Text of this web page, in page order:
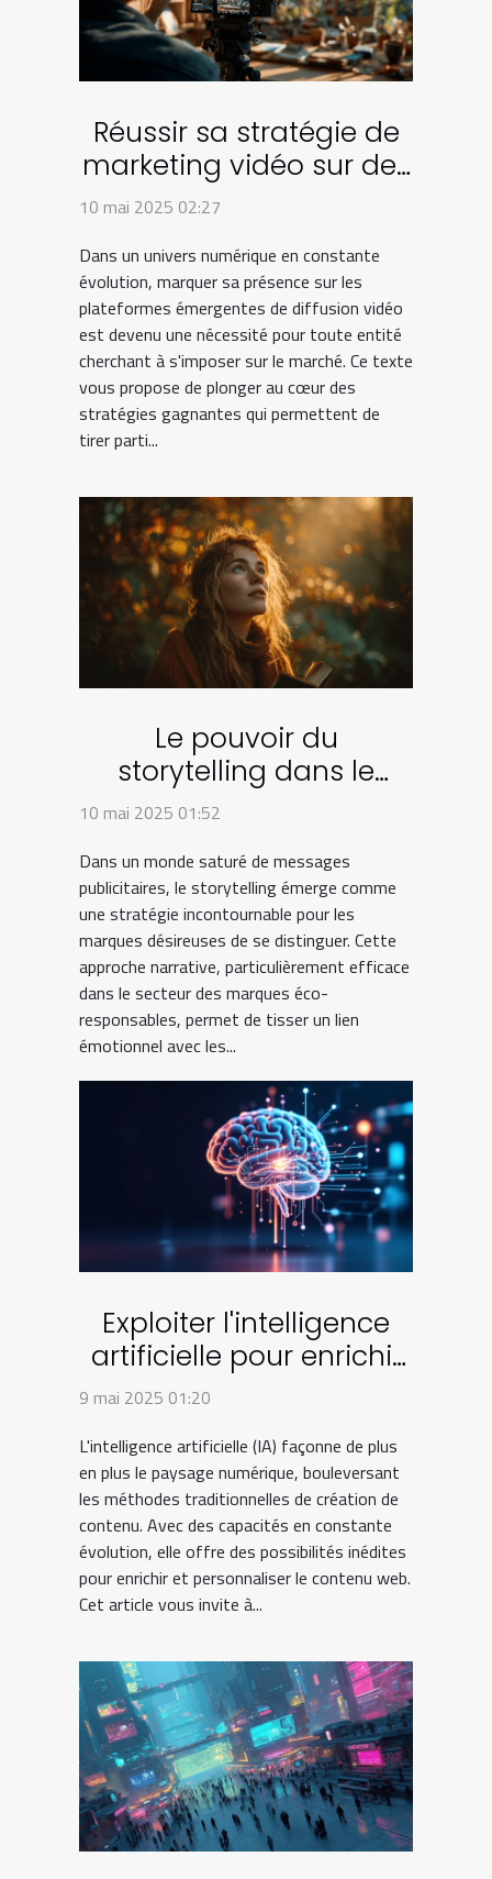
Réussir sa stratégie de
marketing vidéo sur des
plateformes
10 mai 2025 02:27
Dans un univers numérique en constante
évolution, marquer sa présence sur les
plateformes émergentes de diffusion vidéo
est devenu une nécessité pour toute entité
cherchant à s'imposer sur le marché. Ce texte
vous propose de plonger au cœur des
stratégies gagnantes qui permettent de
tirer parti...
Le pouvoir du
storytelling dans le
marketing des marques
10 mai 2025 01:52
Dans un monde saturé de messages
publicitaires, le storytelling émerge comme
une stratégie incontournable pour les
marques désireuses de se distinguer. Cette
approche narrative, particulièrement efficace
dans le secteur des marques éco-
responsables, permet de tisser un lien
émotionnel avec les...
Exploiter l'intelligence
artificielle pour enrichir
le contenu web
9 mai 2025 01:20
L'intelligence artificielle (IA) façonne de plus
en plus le paysage numérique, bouleversant
les méthodes traditionnelles de création de
contenu. Avec des capacités en constante
évolution, elle offre des possibilités inédites
pour enrichir et personnaliser le contenu web.
Cet article vous invite à...